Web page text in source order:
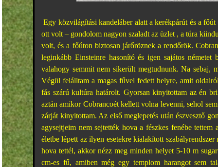
Egy közvilágítási kandeláber alatt a kerékpárút és a
ott volt – gondolom nagyon szaladt az üzlet , a túra
volt, és a főúton biztosan járőröznek a rendőrök.
leginkább Einsteinre hasonító és igen sajátos
valahogy semmit nem sikerült megtudnunk. Na
Végül felálltam a magas fűvel fedett helyre, amit
fás szárú kultúra határolt. Gyorsan kinyitottam az én
aztán amikor Cobrancoét kellett volna levenni, sehol
zárját kinyitottam. Az első meglepetés után észvesztő
agysejtjeim nem sejtették hova a fészkes fenébe
életbe lépett az ilyen esetekre kialakított
hova tettél, akkor nézz meg minden helyet 5-10 m
cm-es fű, amiben még egy templom harangot sem